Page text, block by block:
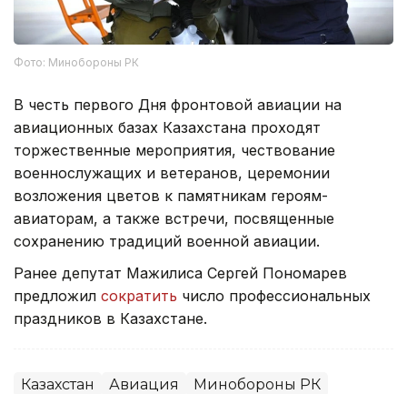
Фото: Минобороны РК
В честь первого Дня фронтовой авиации на
авиационных базах Казахстана проходят
торжественные мероприятия, чествование
военнослужащих и ветеранов, церемонии
возложения цветов к памятникам героям-
авиаторам, а также встречи, посвященные
сохранению традиций военной авиации.
Ранее депутат Мажилиса Сергей Пономарев
предложил сократить число профессиональных
праздников в Казахстане.
Казахстан Авиация Минобороны РК